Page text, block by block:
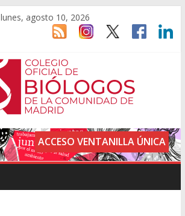
lunes, agosto 10, 2026
ACCESO VENTANILLA ÚNICA